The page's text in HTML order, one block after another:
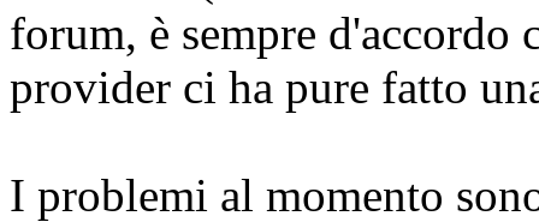
forum, è sempre d'accordo
provider ci ha pure fatto
I problemi al momento